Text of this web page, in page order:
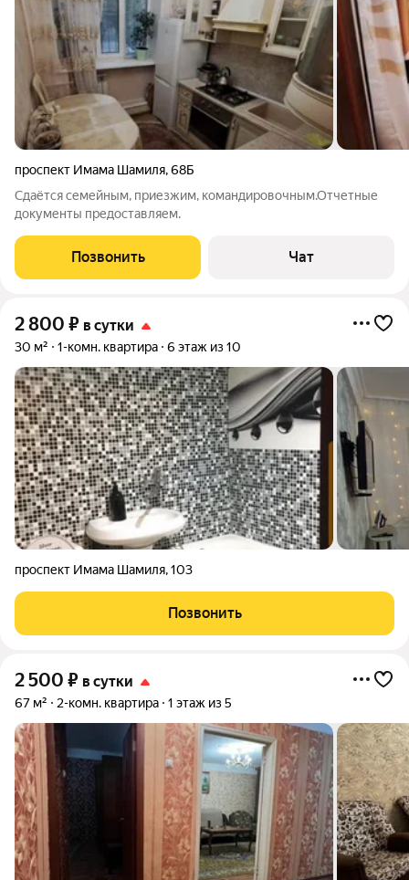
проспект Имама Шамиля,68Б
Сдаётся семейным, приезжим, командировочным.Отчетные
документы предоставляем.
Позвонить Чат
2 800 ₽ в сутки
30 м² 1-комн. квартира 6 этаж из 10
проспект Имама Шамиля,103
Позвонить
2 500 ₽ в сутки
67 м² 2-комн. квартира 1 этаж из 5